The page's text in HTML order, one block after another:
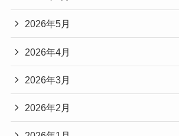
2026年5月
2026年4月
2026年3月
2026年2月